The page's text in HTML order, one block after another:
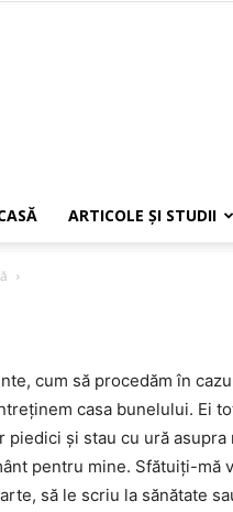
ARTICOLE ŞI STUDII
cum să procedăm în
casa bunelului. Ei
piedici şi stau cu ură
pentru mine. Sfătuiţi-mă
să le scriu la sănătate